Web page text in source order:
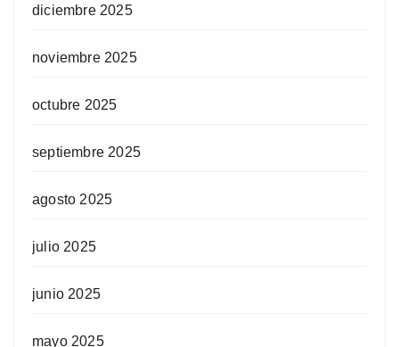
diciembre 2025
noviembre 2025
octubre 2025
septiembre 2025
agosto 2025
julio 2025
junio 2025
mayo 2025